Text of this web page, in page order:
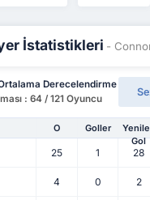
İstatistikleri -
Derecelendirme
: 64 / 121 Oyuncu
O Goller
Gol
25 1 28
4 0 2